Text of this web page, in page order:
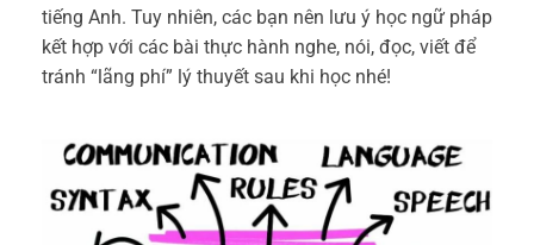
tiếng Anh. Tuy nhiên, các bạn nên lưu ý học ngữ pháp
kết hợp với các bài thực hành nghe, nói, đọc, viết để
tránh “lãng phí” lý thuyết sau khi học nhé!